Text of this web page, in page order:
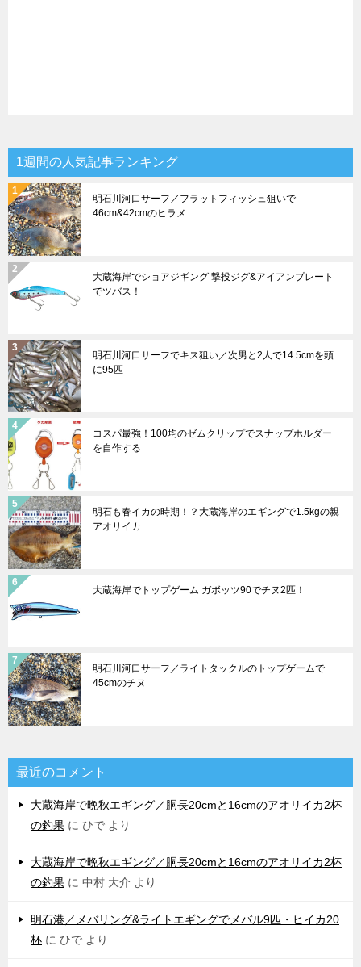
1週間の人気記事ランキング
明石川河口サーフ／フラットフィッシュ狙いで
46cm&42cmのヒラメ
大蔵海岸でショアジギング 撃投ジグ&アイアンプレート
でツバス！
明石川河口サーフでキス狙い／次男と2人で14.5cmを頭
に95匹
コスパ最強！100均のゼムクリップでスナップホルダー
を自作する
明石も春イカの時期！？大蔵海岸のエギングで1.5kgの親
アオリイカ
大蔵海岸でトップゲーム ガボッツ90でチヌ2匹！
明石川河口サーフ／ライトタックルのトップゲームで
45cmのチヌ
最近のコメント
大蔵海岸で晩秋エギング／胴長20cmと16cmのアオリイカ2杯
の釣果 に ひで より
大蔵海岸で晩秋エギング／胴長20cmと16cmのアオリイカ2杯
の釣果 に 中村 大介 より
明石港／メバリング&ライトエギングでメバル9匹・ヒイカ20
杯 に ひで より